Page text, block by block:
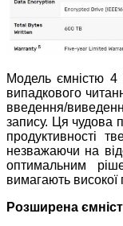
Модель ємністю 4
випадкового
введення/
запису. Ця чудова
продуктивності
незважаючи на
оптимальним
вимагають високої
Розширена